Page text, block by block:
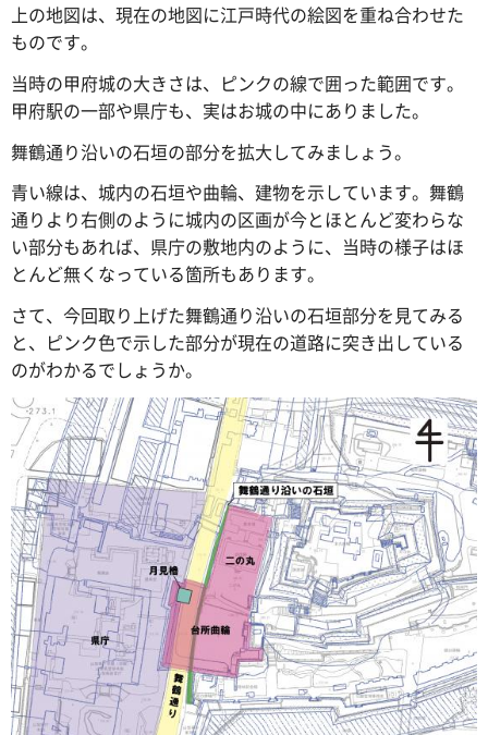
上の地図は、現在の地図に江戸時代の絵図を重ね合わせた
ものです。
当時の甲府城の大きさは、ピンクの線で囲った範囲です。
甲府駅の一部や県庁も、実はお城の中にありました。
舞鶴通り沿いの石垣の部分を拡大してみましょう。
青い線は、城内の石垣や曲輪、建物を示しています。舞鶴
通りより右側のように城内の区画が今とほとんど変わらな
い部分もあれば、県庁の敷地内のように、当時の様子はほ
とんど無くなっている箇所もあります。
さて、今回取り上げた舞鶴通り沿いの石垣部分を見てみる
と、ピンク色で示した部分が現在の道路に突き出している
のがわかるでしょうか。